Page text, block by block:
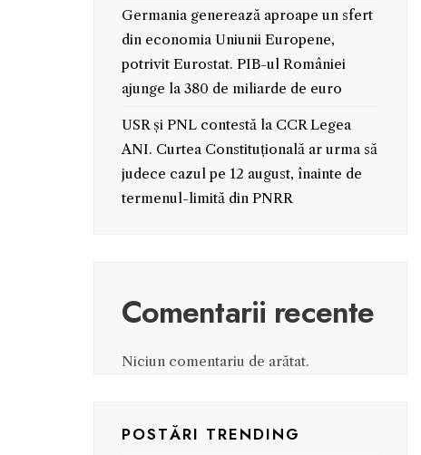
Germania generează aproape un sfert
din economia Uniunii Europene,
potrivit Eurostat. PIB-ul României
ajunge la 380 de miliarde de euro
USR și PNL contestă la CCR Legea
ANI. Curtea Constituțională ar urma să
judece cazul pe 12 august, înainte de
termenul-limită din PNRR
Comentarii recente
Niciun comentariu de arătat.
POSTĂRI TRENDING